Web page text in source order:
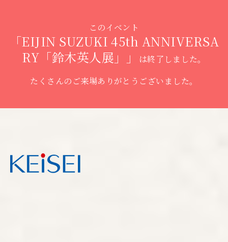
このイベント
「EIJIN SUZUKI 45th ANNIVERSA
RY「鈴木英人展」」
は終了しました。
たくさんのご来場ありがとうございました。